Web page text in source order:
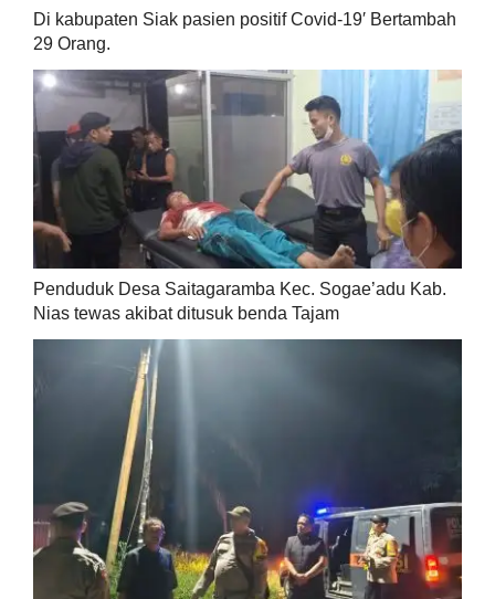
Di kabupaten Siak pasien positif Covid-19′ Bertambah
29 Orang.
Penduduk Desa Saitagaramba Kec. Sogae’adu Kab.
Nias tewas akibat ditusuk benda Tajam